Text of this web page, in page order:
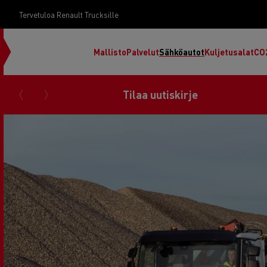
Tervetuloa Renault Trucksille
MallistoPalvelutSähköautot
RENAULT TRUCKS E-Tech D
Kuljetusalat
Tilaa uutiskirje